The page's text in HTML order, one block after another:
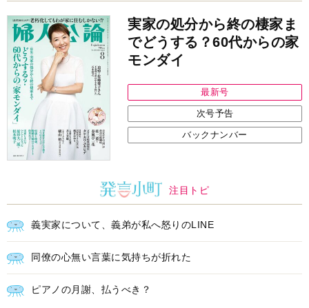
実家の処分から終の棲家ま
でどうする？60代からの家
モンダイ
最新号
次号予告
バックナンバー
注目トピ
義実家について、義弟が私へ怒りのLINE
同僚の心無い言葉に気持ちが折れた
ピアノの月謝、払うべき？